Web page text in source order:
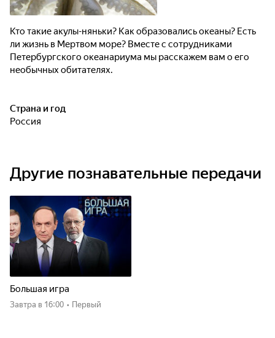
Кто такие акулы-няньки? Как образовались океаны? Есть
ли жизнь в Мертвом море? Вместе с сотрудниками
Петербургского океанариума мы расскажем вам о его
необычных обитателях.
Страна и год
Россия
Другие познавательные передачи
Большая игра
Завтра в 16:00 • Первый